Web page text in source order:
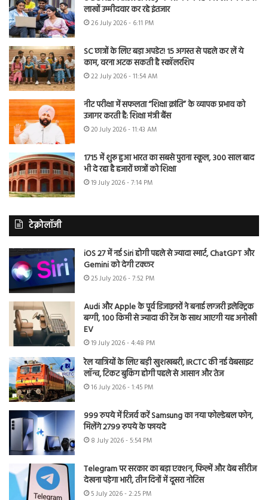
लाखों उम्मीदवार कर रहे इंतजार
26 July 2026 - 6:11 PM
SC छात्रों के लिए बड़ा अपडेट! 15 अगस्त से पहले कर लें ये
काम, वरना अटक सकती है स्कॉलरशिप
22 July 2026 - 11:54 AM
नीट परीक्षा में सफलता “शिक्षा क्रांति” के व्यापक प्रभाव को
उजागर करती है: शिक्षा मंत्री बैंस
20 July 2026 - 11:43 AM
1715 में शुरू हुआ भारत का सबसे पुराना स्कूल, 300 साल बाद
भी दे रहा है हजारों छात्रों को शिक्षा
19 July 2026 - 7:14 PM
टेक्नोलॉजी
iOS 27 में नई Siri होगी पहले से ज्यादा स्मार्ट, ChatGPT और
Gemini को देगी टक्कर
25 July 2026 - 7:52 PM
Audi और Apple के पूर्व डिजाइनरों ने बनाई लग्जरी इलेक्ट्रिक
बग्गी, 100 किमी से ज्यादा की रेंज के साथ आएगी यह अनोखी
EV
19 July 2026 - 4:48 PM
रेल यात्रियों के लिए बड़ी खुशखबरी, IRCTC की नई वेबसाइट
लॉन्च, टिकट बुकिंग होगी पहले से आसान और तेज
16 July 2026 - 1:45 PM
999 रुपये में रिजर्व करें Samsung का नया फोल्डेबल फोन,
मिलेंगे 2799 रुपये के फायदे
8 July 2026 - 5:54 PM
Telegram पर सरकार का बड़ा एक्शन, फिल्में और वेब सीरीज
देखना पड़ेगा भारी, तीन दिनों में दूसरा नोटिस
5 July 2026 - 2:25 PM